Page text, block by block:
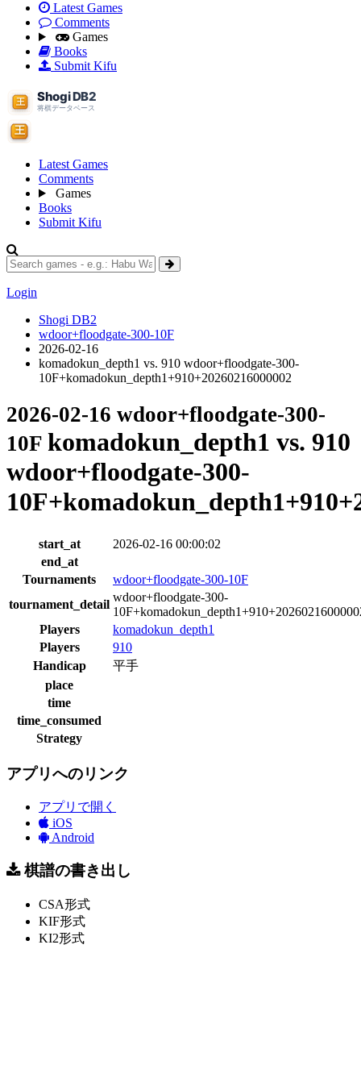
Latest Games
Comments
Games
Books
Submit Kifu
Latest Games
Comments
Games
Books
Submit Kifu
Login
Shogi DB2
wdoor+floodgate-300-10F
2026-02-16
komadokun_depth1 vs. 910 wdoor+floodgate-300-
10F+komadokun_depth1+910+20260216000002
2026-02-16 wdoor+floodgate-300-
10F komadokun_depth1 vs. 910
wdoor+floodgate-300-
start_at
2026-02-16 00:00:02
end_at
Tournaments
wdoor+floodgate-300-10F
tournament_detail
wdoor+floodgate-300-
Players
komadokun_depth1
Players
910
Handicap
平手
place
time
time_consumed
Strategy
アプリへのリンク
アプリで開く
iOS
Android
棋譜の書き出し
CSA形式
KIF形式
KI2形式